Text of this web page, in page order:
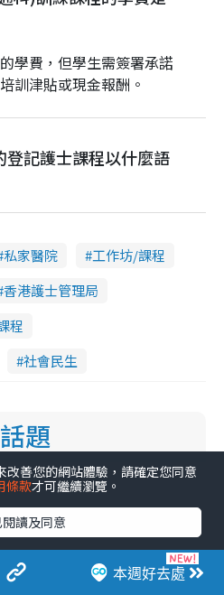
學費，但學生需簽署承諾
訓津貼或現金報酬。
記護士課程以什麼語
私家醫院
工作坊/課程
香港護士管理局
程
社會民生
題
港大公共衞生學院推免費早期肺癌篩查！合資格人士將獲全額資助定期血液化驗／電腦斷層掃描／風險評估
本週好去處
善您的網站體驗，請確定您同意
條款才可繼續瀏覽。
讀及同意